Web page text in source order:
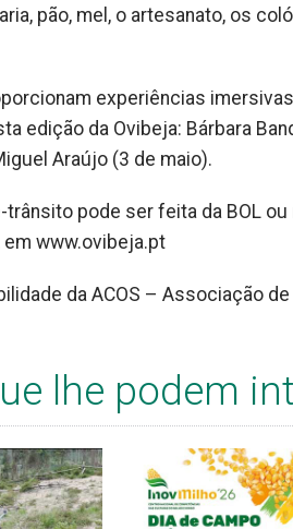
pão, mel, o artesanato, os
experiências
edição da Ovibeja: Bárbara
Araújo (3 de maio).
pode ser feita da BOL
em www.ovibeja.pt
da ACOS – Associação
lhe podem